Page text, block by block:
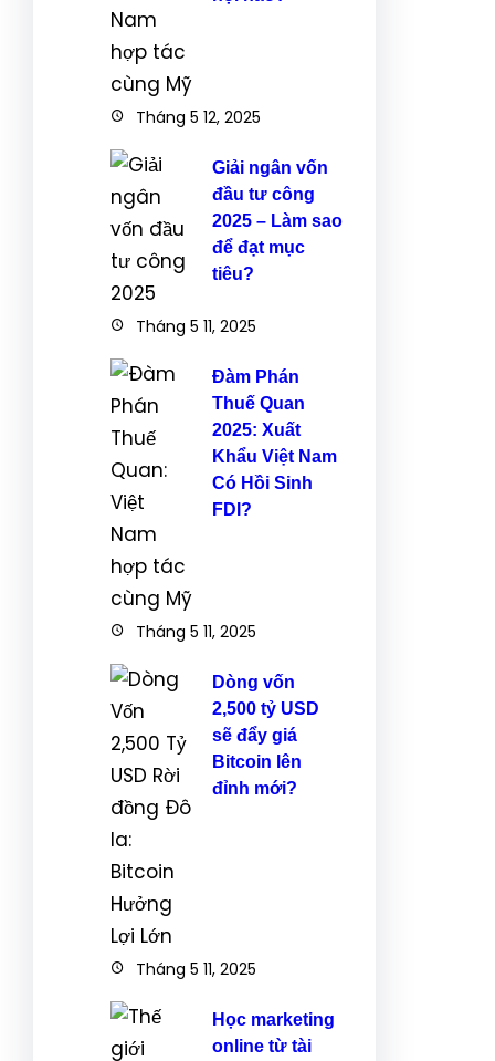
Tháng 5 12, 2025
Giải ngân vốn
đầu tư công
2025 – Làm sao
để đạt mục
tiêu?
Tháng 5 11, 2025
Đàm Phán
Thuế Quan
2025: Xuất
Khẩu Việt Nam
Có Hồi Sinh
FDI?
Tháng 5 11, 2025
Dòng vốn
2,500 tỷ USD
sẽ đẩy giá
Bitcoin lên
đỉnh mới?
Tháng 5 11, 2025
Học marketing
online từ tài